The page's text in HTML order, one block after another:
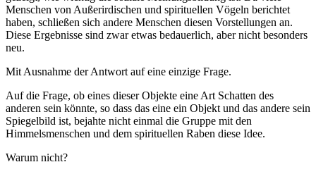
Menschen von Außerirdischen und spirituellen Vögeln berichtet
haben, schließen sich andere Menschen diesen Vorstellungen an.
Diese Ergebnisse sind zwar etwas bedauerlich, aber nicht besonders
neu.
Mit Ausnahme der Antwort auf eine einzige Frage.
Auf die Frage, ob eines dieser Objekte eine Art Schatten des
anderen sein könnte, so dass das eine ein Objekt und das andere sein
Spiegelbild ist, bejahte nicht einmal die Gruppe mit den
Himmelsmenschen und dem spirituellen Raben diese Idee.
Warum nicht?